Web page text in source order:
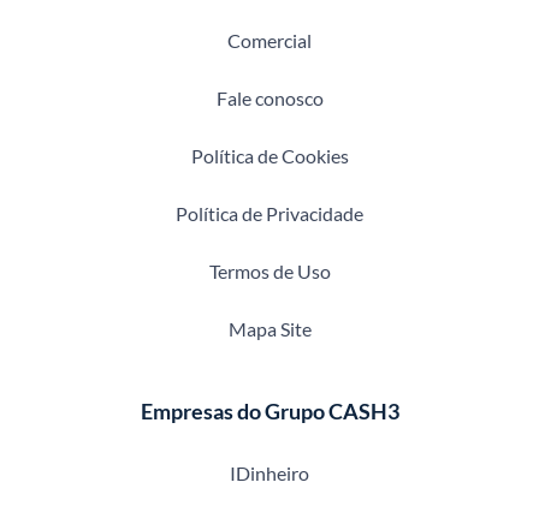
Comercial
Fale conosco
Política de Cookies
Política de Privacidade
Termos de Uso
Mapa Site
Empresas do Grupo CASH3
IDinheiro